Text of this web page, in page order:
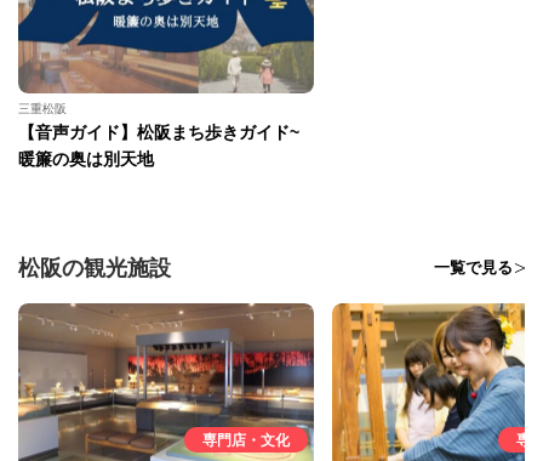
三重松阪
【音声ガイド】松阪まち歩きガイド~
暖簾の奥は別天地
松阪の観光施設 一覧で見る
専門店・文化 専